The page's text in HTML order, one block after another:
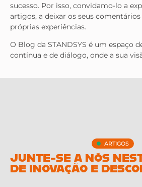
sucesso. Por isso, convidamo-lo a
artigos, a deixar os seus
próprias experiências.
O Blog da STANDSYS é um espaço
contínua e de diálogo, onde a sua
ARTIGOS
JUNTE-SE A NÓS
DE INOVAÇÃO E